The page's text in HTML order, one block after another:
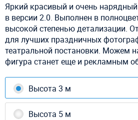
Яркий красивый и очень
в версии 2.0. Выполнен в
высокой степенью детализации.
для лучших праздничных
театральной постановки. Можем
фигура станет еще и рекламным
Высота 3 м
Высота 5 м